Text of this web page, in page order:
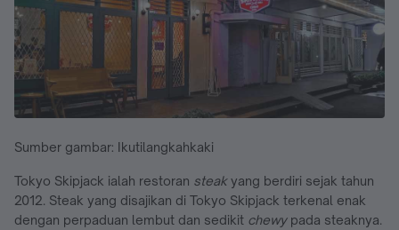
Sumber gambar: Ikutilangkahkaki
Tokyo Skipjack ialah restoran steakyang berdiri sejak tahun
2012. Steak yang disajikan di Tokyo Skipjack terkenal enak
dengan perpaduan lembut dan sedikit chewy pada steaknya.